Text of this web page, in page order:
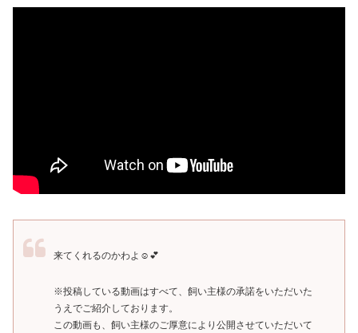
来てくれるのかわよ☺💕
※投稿している動画はすべて、飼い主様の承諾をいただいた
うえでご紹介しております。
この動画も、飼い主様のご厚意により公開させていただいて